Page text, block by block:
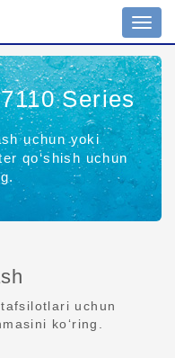
Series
uchun yoki
qo‘shish uchun
uchun
ko‘ring.